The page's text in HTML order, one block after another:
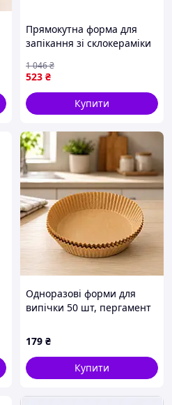
Прямокутна форма для
запікання зі склокераміки
духовці
523 ₴
1 046₴
Купити
Одноразові форми для
випічки 50 шт, пергамент
для аерофритюрниці
179 ₴
Купити